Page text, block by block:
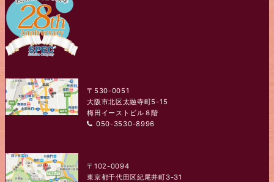
〒530-0051
大阪市北区太融寺町5-15
梅田イーストビル８階
050-3530-8996
〒102-0094
東京都千代田区紀尾井町3-31